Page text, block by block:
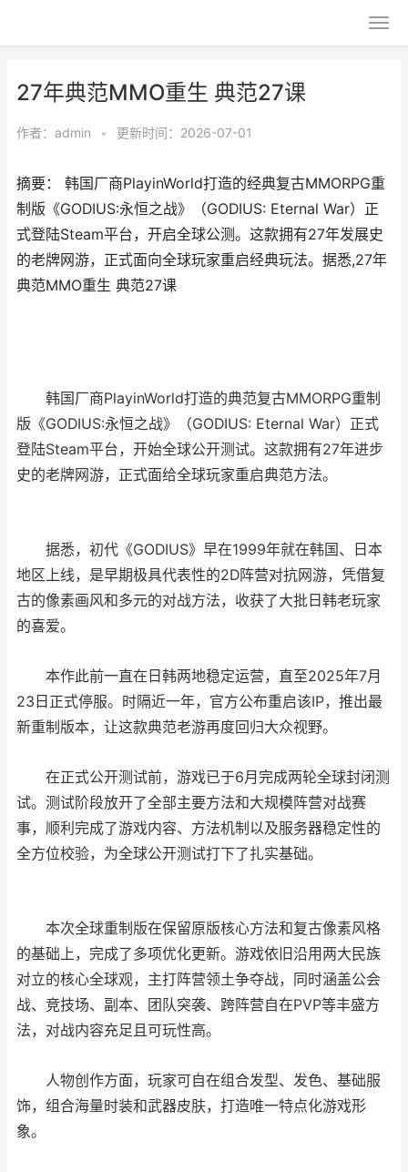
27年典范MMO重生 典范27课
作者： admin • 更新时间：2026-07-01
摘要： 韩国厂商PlayinWorld打造的经典复古MMORPG重
制版《GODIUS:永恒之战》（GODIUS: Eternal War）正
式登陆Steam平台，开启全球公测。这款拥有27年发展史
的老牌网游，正式面向全球玩家重启经典玩法。据悉,27年
典范MMO重生 典范27课
韩国厂商PlayinWorld打造的典范复古MMORPG重制
版《GODIUS:永恒之战》（GODIUS: Eternal War）正式
登陆Steam平台，开始全球公开测试。这款拥有27年进步
史的老牌网游，正式面给全球玩家重启典范方法。
据悉，初代《GODIUS》早在1999年就在韩国、日本
地区上线，是早期极具代表性的2D阵营对抗网游，凭借复
古的像素画风和多元的对战方法，收获了大批日韩老玩家
的喜爱。
本作此前一直在日韩两地稳定运营，直至2025年7月
23日正式停服。时隔近一年，官方公布重启该IP，推出最
新重制版本，让这款典范老游再度回归大众视野。
在正式公开测试前，游戏已于6月完成两轮全球封闭测
试。测试阶段放开了全部主要方法和大规模阵营对战赛
事，顺利完成了游戏内容、方法机制以及服务器稳定性的
全方位校验，为全球公开测试打下了扎实基础。
本次全球重制版在保留原版核心方法和复古像素风格
的基础上，完成了多项优化更新。游戏依旧沿用两大民族
对立的核心全球观，主打阵营领土争夺战，同时涵盖公会
战、竞技场、副本、团队突袭、跨阵营自在PVP等丰盛方
法，对战内容充足且可玩性高。
人物创作方面，玩家可自在组合发型、发色、基础服
饰，组合海量时装和武器皮肤，打造唯一特点化游戏形
象。